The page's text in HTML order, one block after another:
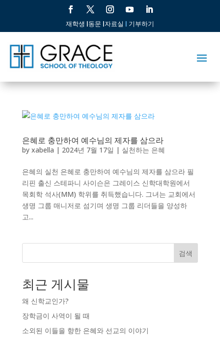
재학생 |동문 |자료실 | 기부하기
은혜로 충만하여 예수님의 제자를 삼으라
by xabella | 2024년 7월 17일 | 실천하는 은혜
은혜의 실천 은혜로 충만하여 예수님의 제자를 삼으라 필
리핀 출신 스테파니 사이슨은 그레이스 신학대학원에서
목회학 석사(MM) 학위를 취득했습니다. 그녀는 교회에서
생명 그룹 매니저로 섬기며 생명 그룹 리더들을 양성하
고...
검색
최근 게시물
왜 신학교인가?
장학금이 사역이 될 때
소외된 이들을 향한 은혜와 선교의 이야기